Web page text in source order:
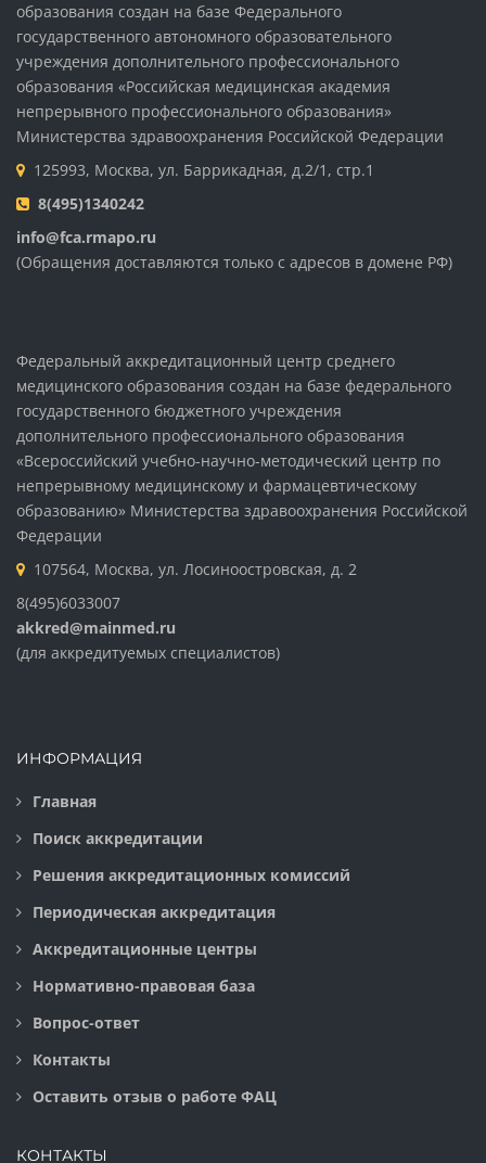
образования создан на базе Федерального
государственного автономного образовательного
учреждения дополнительного профессионального
образования «Российская медицинская академия
непрерывного профессионального образования»
Министерства здравоохранения Российской Федерации
125993, Москва, ул. Баррикадная, д.2/1, стр.1
8(495)1340242
info@fca.rmapo.ru
(Обращения доставляются только с адресов в домене РФ)
Федеральный аккредитационный центр среднего
медицинского образования создан на базе федерального
государственного бюджетного учреждения
дополнительного профессионального образования
«Всероссийский учебно-научно-методический центр по
непрерывному медицинскому и фармацевтическому
образованию» Министерства здравоохранения Российской
Федерации
107564, Москва, ул. Лосиноостровская, д. 2
8(495)6033007
akkred@mainmed.ru
(для аккредитуемых специалистов)
ИНФОРМАЦИЯ
Главная
Поиск аккредитации
Решения аккредитационных комиссий
Периодическая аккредитация
Аккредитационные центры
Нормативно-правовая база
Вопрос-ответ
Контакты
Оставить отзыв о работе ФАЦ
КОНТАКТЫ